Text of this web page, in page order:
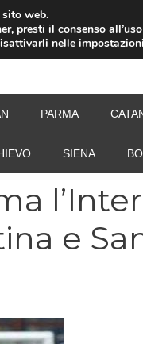
PARMA
SIENA
e
web.
presti il consenso
nelleimpostazioni